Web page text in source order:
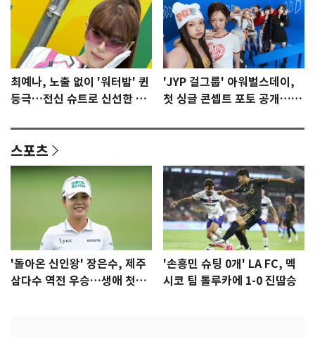
최예나, 노출 없이 '워터밤' 퀸
등극…전신 슈트로 신선한 충
'JYP 걸그룹' 아워벌스데이,
첫 싱글 콘셉트 포토 공개…청
스포츠
'돌아온 신인왕' 장은수, 제주
삼다수 역전 우승…생애 첫승
'손흥민 슈팅 0개' LA FC, 멕
시코 팀 톨루카에 1-0 진땀승